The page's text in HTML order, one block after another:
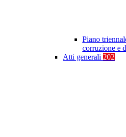
Piano
corruzione e
Atti generali 202